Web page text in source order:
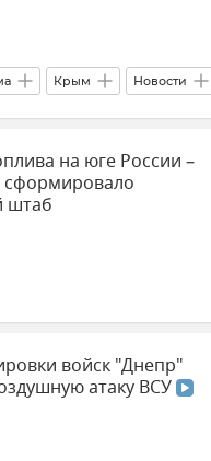
Крым Новости
Культура
на юге России –
штаб
Новости Крымавойск "Днепр"
атаку ВСУ